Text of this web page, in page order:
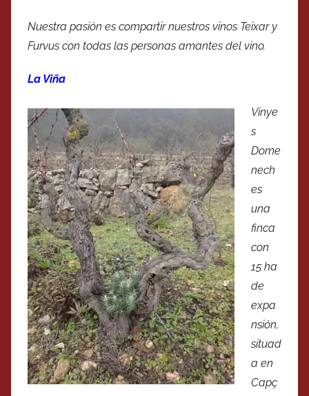
Nuestra pasión es compartir nuestros vinos Teixar y
Furvus con todas las personas amantes del vino.
La Viña
Vinye
s
Dome
nech
es
una
finca
con
15 ha
de
expa
nsión,
situad
a en
Capç